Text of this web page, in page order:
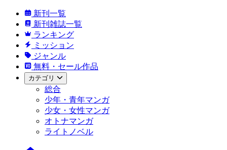
新刊一覧
新刊雑誌一覧
ランキング
ミッション
ジャンル
無料・セール作品
カテゴリ
総合
少年・青年マンガ
少女・女性マンガ
オトナマンガ
ライトノベル